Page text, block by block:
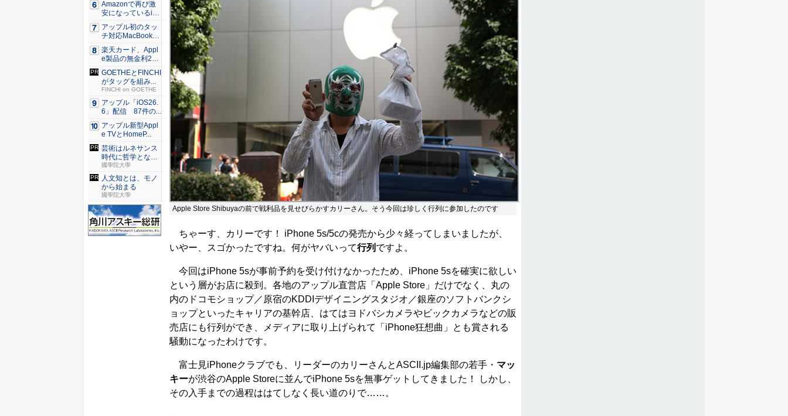
Apple Store Shibuyaの前で戦利品を見せびらかすカリーさん。そう今回は珍しく行列に参加したのです
ちゃーす、カリーです！ iPhone 5s/5cの発売から少々経ってしまいましたが、
いやー、スゴかったですね。何がヤバいって行列 ですよ。
今回はiPhone 5sが事前予約を受け付けなかったため、iPhone 5sを確実に欲しい
という層がお店に殺到。各地のアップル直営店「Apple Store」だけでなく、丸の
内のドコモショップ／原宿のKDDIデザイニングスタジオ／銀座のソフトバンクシ
ョップといったキャリアの基幹店、はてはヨドバシカメラやビックカメラなどの販
売店にも行列ができ、メディアに取り上げられて「iPhone狂想曲」とも賞される
騒動になったわけです。
富士見iPhoneクラブでも、リーダーのカリーさんとASCII.jp編集部の若手・ マッ
キーが渋谷のApple Storeに並んでiPhone 5sを無事ゲットしてきました！ しかし、
その入手までの過程ははてしなく長い道のりで……。
Amazonで再び激
安になっているiP
h...
アップル初のタッ
チ対応MacBook、
早...
楽天カード、Appl
e製品の無金利24
回...
GOETHEとFINCHI
がタッグを組み...
FINCHI on GOETHE
アップル「iOS26.
6」配信 87件の...
アップル新型Appl
e TVとHomeP...
芸術はルネサンス
時代に哲学となっ
た？
國學院大學
人文知とは、モノ
から始まる
國學院大學